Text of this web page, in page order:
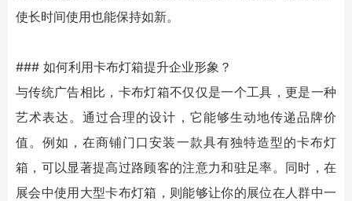
使长时间使用也能保持如新。
### 如何利用卡布灯箱提升企业形象？
与传统广告相比，卡布灯箱不仅仅是一个工具，更是一种
艺术表达。通过合理的设计，它能够生动地传递品牌价
值。例如，在商铺门口安装一款具有独特造型的卡布灯
箱，可以显著提高过路顾客的注意力和驻足率。同时，在
展会中使用大型卡布灯箱，则能够让你的展位在人群中一